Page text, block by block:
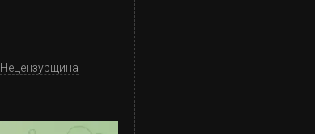
Нецензурщина